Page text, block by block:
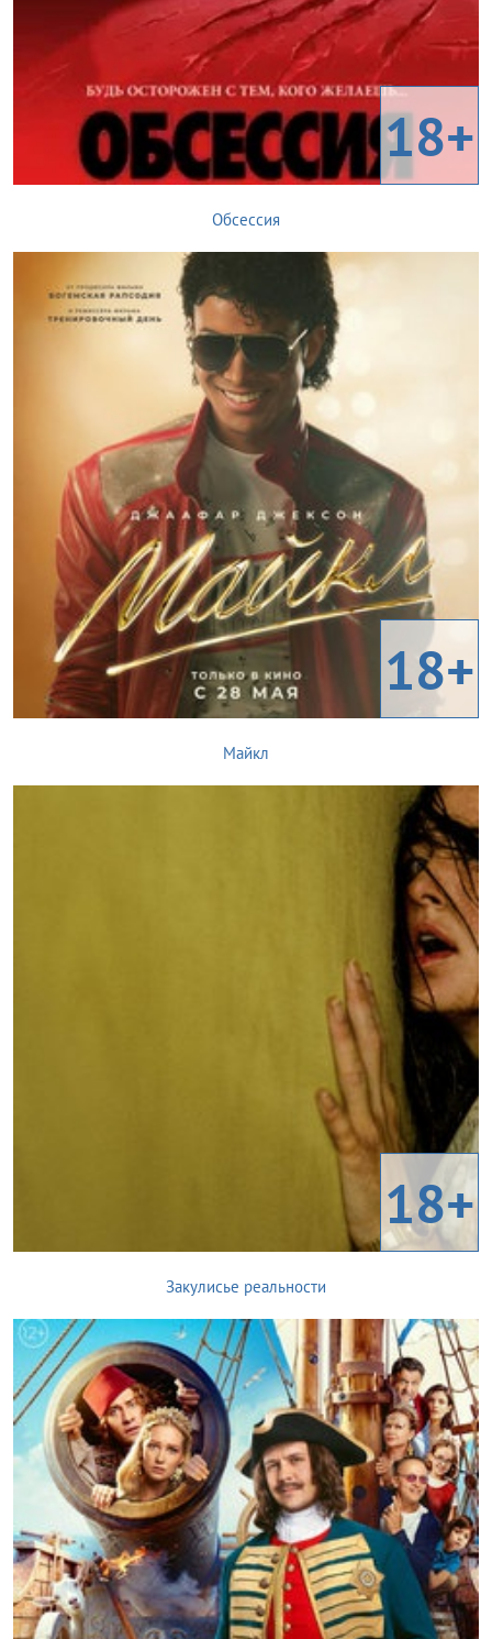
18+
Обсессия
18+
Майкл
18+
Закулисье реальности